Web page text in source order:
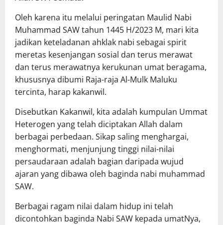
Oleh karena itu melalui peringatan Maulid Nabi
Muhammad SAW tahun 1445 H/2023 M, mari kita
jadikan keteladanan ahklak nabi sebagai spirit
meretas kesenjangan sosial dan terus merawat
dan terus merawatnya kerukunan umat beragama,
khususnya dibumi Raja-raja Al-Mulk Maluku
tercinta, harap kakanwil.
Disebutkan Kakanwil, kita adalah kumpulan Ummat
Heterogen yang telah diciptakan Allah dalam
berbagai perbedaan. Sikap saling menghargai,
menghormati, menjunjung tinggi nilai-nilai
persaudaraan adalah bagian daripada wujud
ajaran yang dibawa oleh baginda nabi muhammad
SAW.
Berbagai ragam nilai dalam hidup ini telah
dicontohkan baginda Nabi SAW kepada umatNya,